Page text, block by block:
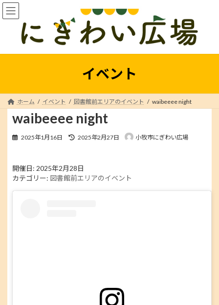
コ
ン
へ
プ
ナ
ビ
ョ
動
イベント
ホーム イベント 図書館前エリアのイベント waibeeee night
waibeeee night
2025年1月16日
最
日
時
2025年2月27日 小牧市にぎわい広場
開催日: 2025年2月28日
カテゴリー: 図書館前エリアのイベント